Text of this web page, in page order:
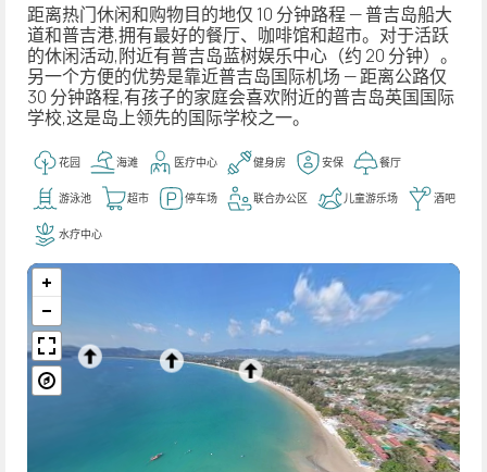
距离热门休闲和购物目的地仅 10 分钟路程 — 普吉岛船大
道和普吉港,拥有最好的餐厅、咖啡馆和超市。对于活跃
的休闲活动,附近有普吉岛蓝树娱乐中心（约 20 分钟）。
另一个方便的优势是靠近普吉岛国际机场 — 距离公路仅
30 分钟路程,有孩子的家庭会喜欢附近的普吉岛英国国际
学校,这是岛上领先的国际学校之一。
花园 海滩 医疗中心 健身房 安保 餐厅
游泳池 超市 停车场 联合办公区 儿童游乐场 酒吧
水疗中心